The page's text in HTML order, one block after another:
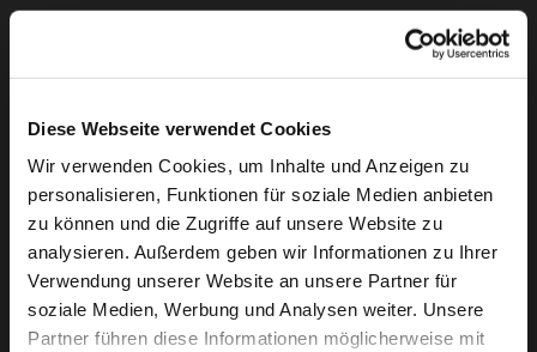
Diese Webseite verwendet Cookies
Wir verwenden Cookies, um Inhalte und Anzeigen zu
personalisieren, Funktionen für soziale Medien anbieten
zu können und die Zugriffe auf unsere Website zu
analysieren. Außerdem geben wir Informationen zu Ihrer
Verwendung unserer Website an unsere Partner für
soziale Medien, Werbung und Analysen weiter. Unsere
Partner führen diese Informationen möglicherweise mit
Unser Angebot
Newsletter Anmeldung
Neuwagen
Gebrauchtwagen
Audi Gebrauchtwagen :plus
Camper mieten
Kundenservice